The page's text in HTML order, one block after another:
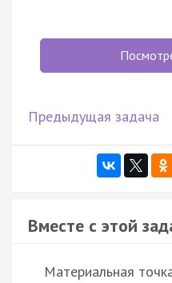
Предыдущая задача
Вместе с этой
Материальная